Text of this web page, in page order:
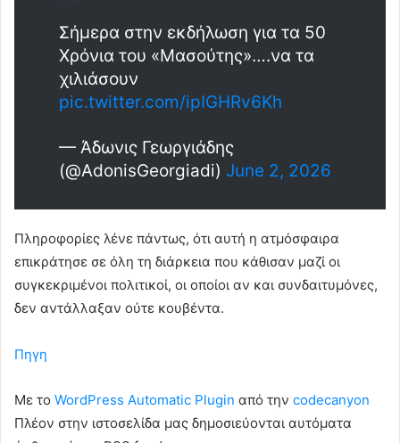
Σήμερα στην εκδήλωση για τα 50
Χρόνια του «Μασούτης»….να τα
χιλιάσουν
pic.twitter.com/ipIGHRv6Kh
— Άδωνις Γεωργιάδης
(@AdonisGeorgiadi) June 2, 2026
Πληροφορίες λένε πάντως, ότι αυτή η ατμόσφαιρα
επικράτησε σε όλη τη διάρκεια που κάθισαν μαζί οι
συγκεκριμένοι πολιτικοί, οι οποίοι αν και συνδαιτυμόνες,
δεν αντάλλαξαν ούτε κουβέντα.
Πηγη
Με το WordPress Automatic Plugin από την codecanyon
Πλέον στην ιστοσελίδα μας δημοσιεύονται αυτόματα